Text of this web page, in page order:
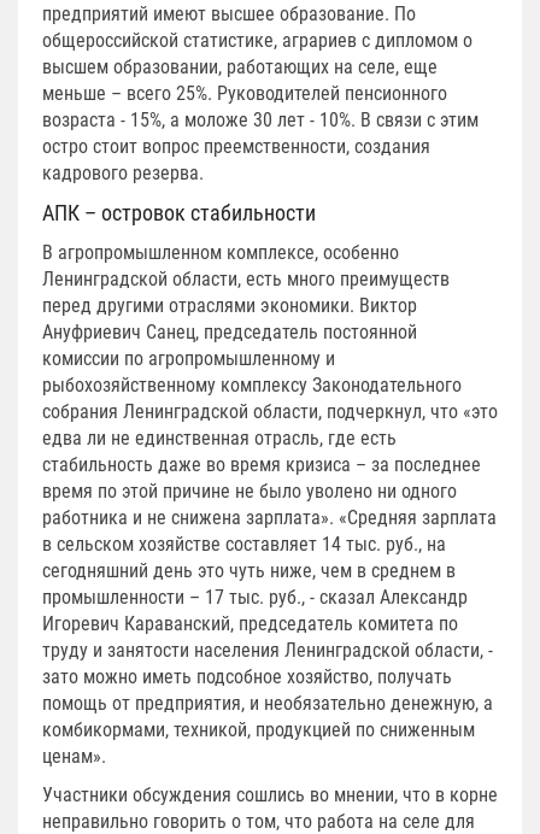
предприятий имеют высшее образование. По
общероссийской статистике, аграриев с дипломом о
высшем образовании, работающих на селе, еще
меньше – всего 25%. Руководителей пенсионного
возраста - 15%, а моложе 30 лет - 10%. В связи с этим
остро стоит вопрос преемственности, создания
кадрового резерва.
АПК – островок стабильности
В агропромышленном комплексе, особенно
Ленинградской области, есть много преимуществ
перед другими отраслями экономики. Виктор
Ануфриевич Санец, председатель постоянной
комиссии по агропромышленному и
рыбохозяйственному комплексу Законодательного
собрания Ленинградской области, подчеркнул, что «это
едва ли не единственная отрасль, где есть
стабильность даже во время кризиса – за последнее
время по этой причине не было уволено ни одного
работника и не снижена зарплата». «Средняя зарплата
в сельском хозяйстве составляет 14 тыс. руб., на
сегодняшний день это чуть ниже, чем в среднем в
промышленности – 17 тыс. руб., - сказал Александр
Игоревич Караванский, председатель комитета по
труду и занятости населения Ленинградской области, -
зато можно иметь подсобное хозяйство, получать
помощь от предприятия, и необязательно денежную, а
комбикормами, техникой, продукцией по сниженным
ценам».
Участники обсуждения сошлись во мнении, что в корне
неправильно говорить о том, что работа на селе для